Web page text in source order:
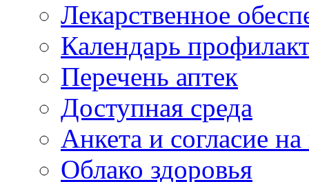
Лекарственное
Календарь
Перечень аптек
Доступная среда
Анкета и согласие
Облако здоровья